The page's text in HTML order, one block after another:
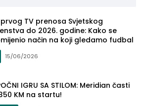
TV prenosa Svjetskog
do 2026. godine: Kako se
način na koji gledamo fudbal
15/06/2026
IGRU SA STILOM: Meridian časti
KM na startu!